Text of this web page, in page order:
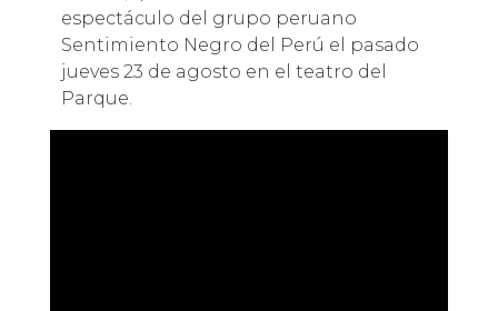
espectáculo del grupo peruano
Sentimiento Negro del Perú el pasado
jueves 23 de agosto en el teatro del
Parque.